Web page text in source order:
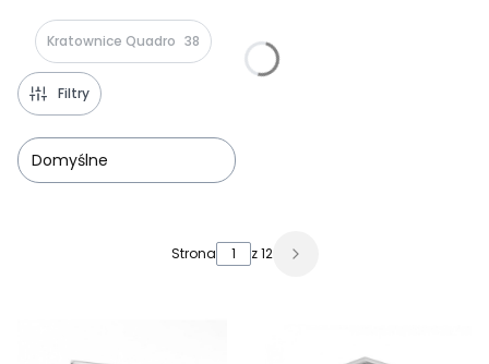
Kratownice Quadro 38
Filtry
Domyślne
Strona z 12